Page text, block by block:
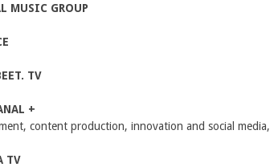
MUSIC GROUP
TV
+
content production, innovation and social media,
TV